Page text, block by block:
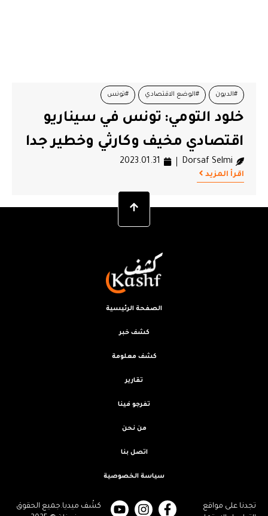
#الديون #الوضع الاقتصادي #تونس
#صندوق النقد الدولي #موديز #نادي لندن
خلود التومي: تونس في سيناريو
اقتصادي مخيف وكارثي وخطير جدا
Dorsaf Selmi
2023.01.31
اقرأ المزيد
تجدنا على مواقع
كشْف ميديا.جميع الحقوق
الصفحة الرئيسية
كشف خبر
كشف معلومة
تقارير
تفرجو فينا
من نحن
اتصل بنا
سياسة الخصوصية